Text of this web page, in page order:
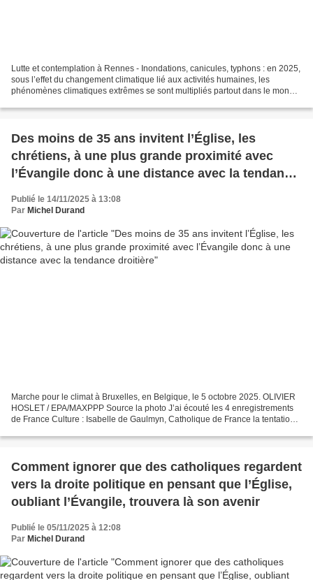
Lutte et contemplation à Rennes - Inondations, canicules, typhons : en 2025,
sous l’effet du changement climatique lié aux activités humaines, les
phénomènes climatiques extrêmes se sont multipliés partout dans le monde.
Des moins de 35 ans invitent l’Église, les
chrétiens, à une plus grande proximité avec
l’Évangile donc à une distance avec la tendance
Publié le 14/11/2025 à 13:08
Par Michel Durand
Marche pour le climat à Bruxelles, en Belgique, le 5 octobre 2025. OLIVIER
HOSLET / EPA/MAXPPP Source la photo J’ai écouté les 4 enregistrements
de France Culture : Isabelle de Gaulmyn, Catholique de France la tentation
Comment ignorer que des catholiques regardent
vers la droite politique en pensant que l’Église,
oubliant l’Évangile, trouvera là son avenir
Publié le 05/11/2025 à 12:08
Par Michel Durand